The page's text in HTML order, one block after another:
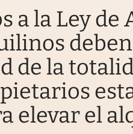
a la Ley de
de la
elevar el